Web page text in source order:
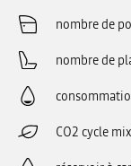
nombre de
nombre de
CO2 cycle